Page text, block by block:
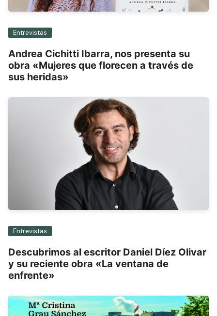
Entrevistas
Andrea Cichitti Ibarra, nos presenta su
obra «Mujeres que florecen a través de
sus heridas»
Entrevistas
Descubrimos al escritor Daniel Díez Olivar
y su reciente obra «La ventana de
enfrente»